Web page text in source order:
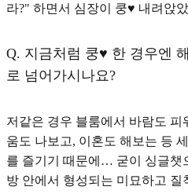
라?" 하면서 심장이 쿵♥︎ 내려앉
Q. 지금처럼 쿵♥︎ 한 경우엔
로 넘어가시나요?
저같은 경우 블룸에서 바람도
움도 나보고, 이혼도 해보는 등
를 즐기기 때문에… 굳이 싱글챗
방 안에서 형성되는 미묘하고